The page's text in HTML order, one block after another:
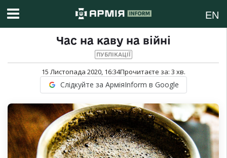
EN
Час на каву на війні
ПУБЛІКАЦІЇ
15 Листопада 2020, 16:34Прочитаєте за: 3 хв.
Слідкуйте за АрміяInform в Google